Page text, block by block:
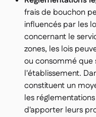
frais de bouchon
influencés par les
concernant le
zones, les lois
ou consommé que
l'établissement.
constituent un
les
d'apporter leurs